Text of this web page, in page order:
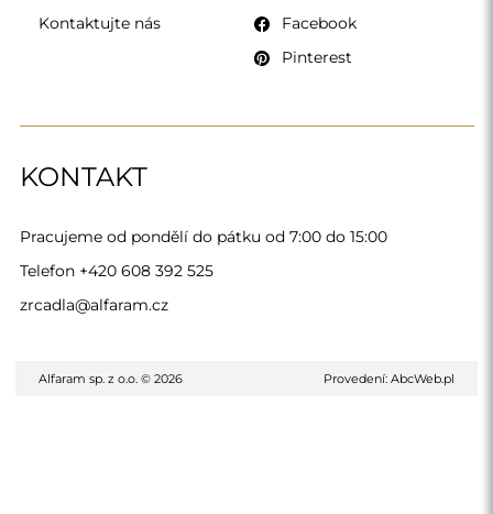
KONTAKT
Pracujeme od pondělí do pátku od 7:00 do 15:00
Telefon +420 608 392 525
zrcadla@alfaram.cz
Kontaktujte nás
Facebook
Pinterest
Alfaram sp. z o.o. © 2026 Provedení: AbcWeb.pl